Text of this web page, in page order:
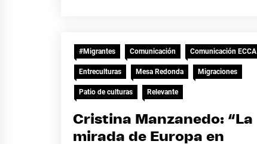
#Migrantes Comunicación Comunicación ECCA
Entreculturas Mesa Redonda Migraciones
Patio de culturas Relevante
Cristina Manzanedo: “La
mirada de Europa en